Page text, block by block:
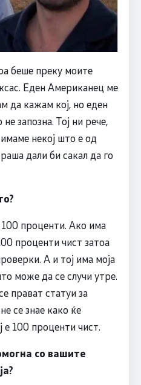
беше преку моите
Еден Американец ме
да кажам кој, но еден
запозна. Тој ни рече,
некој што е од
дали би сакал да го
проценти. Ако има
проценти чист затоа
А и тој има моја
може да се случи утре.
прават статуи за
се знае како ќе
е 100 проценти чист.
со вашите